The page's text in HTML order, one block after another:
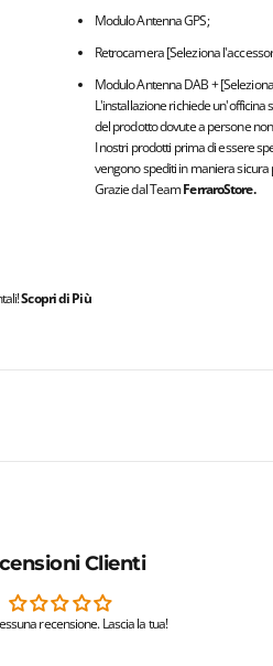
Modulo Antenna GPS;
Retrocamera [Seleziona
Modulo Antenna DAB +
L'installazione richiede
del prodotto dovute a persone
I nostri prodotti prima di essere
vengono spediti in maniera
Grazie dal TeamFerraroStore.
Scopri di Più
Clienti
recensione. Lascia la tua!